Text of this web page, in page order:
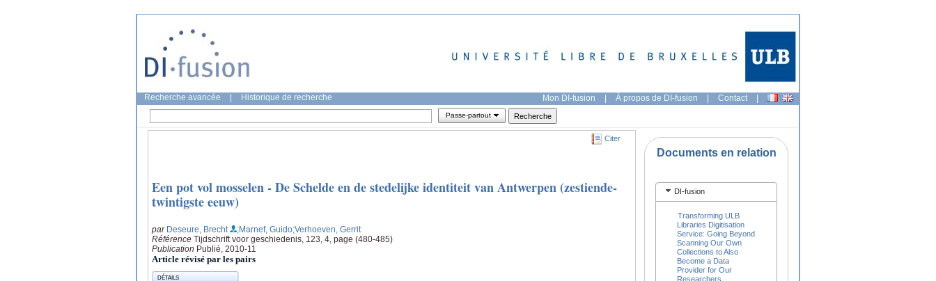
Recherche avancée Historique de recherche Mon DI-fusion | À propos de DI-fusion | Contact |
Passe-partout
Citer
Een pot vol mosselen - De Schelde en de stedelijke identiteit van Antwerpen (zestiende-
twintigste eeuw)
par Deseure, Brecht ;Marnef, Guido;Verhoeven, Gerrit
Référence Tijdschrift voor geschiedenis, 123, 4, page (480-485)
Publication Publié, 2010-11
Article révisé par les pairs
DÉTAILS
Documents en relation
DI-fusion
Transforming ULB
Libraries Digitisation
Service: Going Beyond
Scanning Our Own
Collections to Also
Become a Data
Provider for Our
Researchers